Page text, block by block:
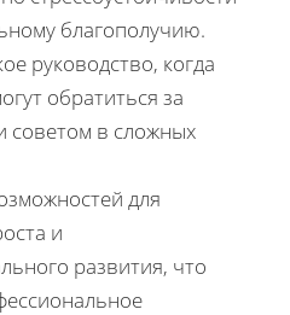
благополучию.
руководство, когда
обратиться за
советом в сложных
для
и
развития, что